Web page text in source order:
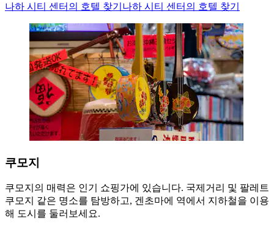
나하 시티 센터의 호텔 찾기 나하 시티 센터의 호텔 찾기
쿠모지
쿠모지의 매력은 인기 쇼핑가에 있습니다. 국제거리 및 팔레트
쿠모지 같은 명소를 탐방하고, 겐초마에 역에서 지하철을 이용
해 도시를 둘러보세요.